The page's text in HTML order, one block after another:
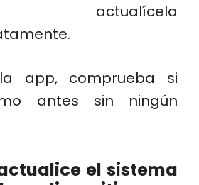
actualícela
app, comprueba si
antes sin ningún
el sistema